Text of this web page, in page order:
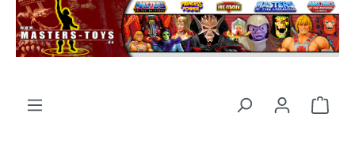
principale
Il